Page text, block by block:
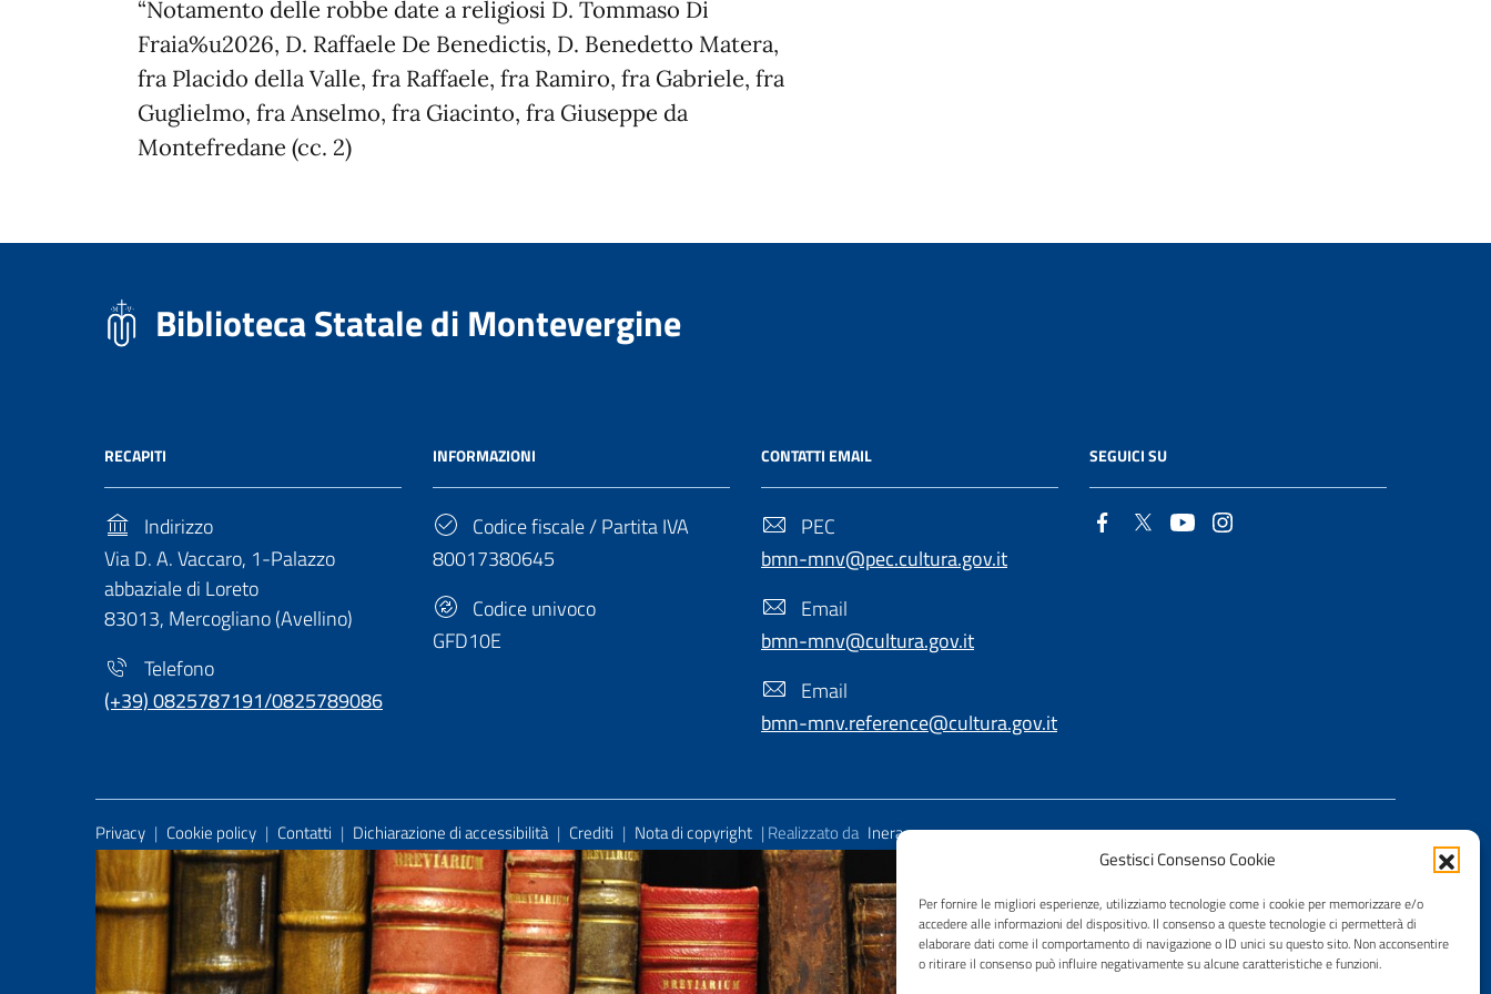
Gestisci Consenso Cookie
Per fornire le migliori esperienze, utilizziamo tecnologie come i cookie per memorizzare e/o
accedere alle informazioni del dispositivo. Il consenso a queste tecnologie ci permetterà di
elaborare dati come il comportamento di navigazione o ID unici su questo sito. Non acconsentire
o ritirare il consenso può influire negativamente su alcune caratteristiche e funzioni.
“Notamento delle robbe date a religiosi D. Tommaso Di
Fraia%u2026, D. Raffaele De Benedictis, D. Benedetto Matera,
fra Placido della Valle, fra Raffaele, fra Ramiro, fra Gabriele, fra
Guglielmo, fra Anselmo, fra Giacinto, fra Giuseppe da
Montefredane (cc. 2)
Biblioteca Statale di Montevergine
RECAPITI
Indirizzo
Via D. A. Vaccaro, 1-Palazzo
abbaziale di Loreto
83013, Mercogliano (Avellino)
Telefono
(+39) 0825787191/0825789086
INFORMAZIONI
Codice fiscale / Partita IVA
80017380645
Codice univoco
GFD10E
CONTATTI EMAIL
PEC
bmn-mnv@pec.cultura.gov.it
Email
bmn-mnv@cultura.gov.it
Email
bmn-mnv.reference@cultura.gov.it
SEGUICI SU
Useful Links Section
Privacy | Cookie policy | Contatti | Dichiarazione di accessibilità | Crediti | Nota di copyright | Realizzato da Inera